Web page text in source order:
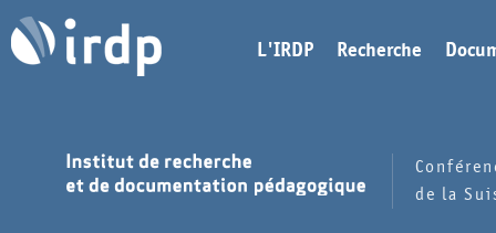
L'IRDP Recherche
de la